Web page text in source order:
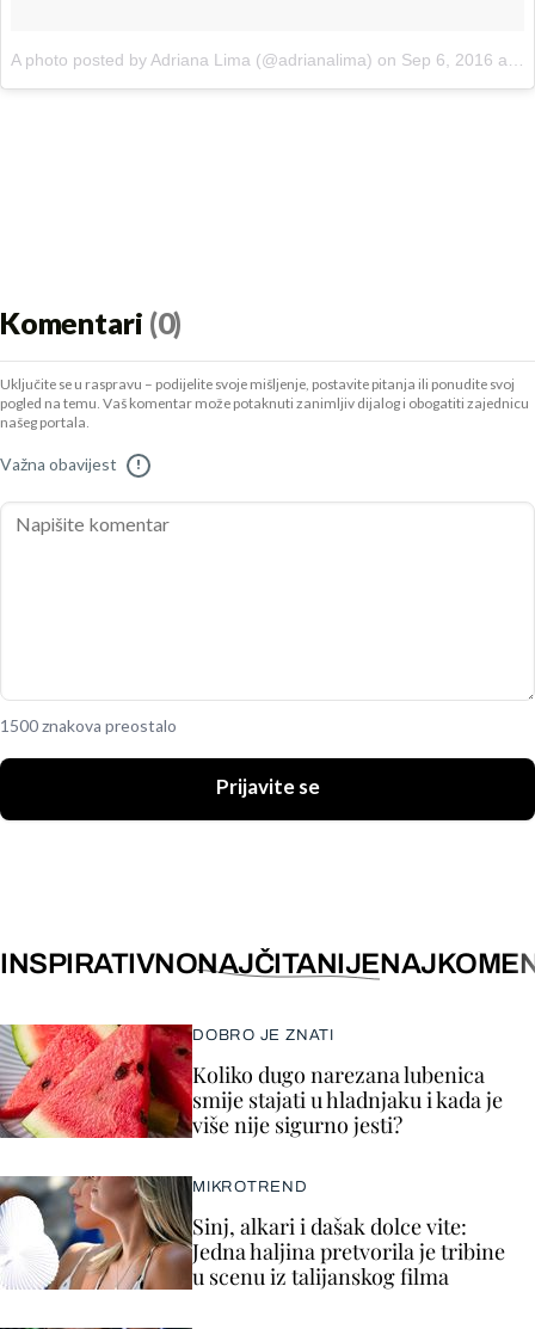
A photo posted by Adriana Lima (@adrianalima) on Sep 6, 2016 at 1:48pm PDT
Komentari (0)
Uključite se u raspravu – podijelite svoje mišljenje, postavite pitanja ili ponudite svoj
pogled na temu. Vaš komentar može potaknuti zanimljiv dijalog i obogatiti zajednicu
našeg portala.
Važna obavijest !
1500 znakova preostalo
Prijavite se
INSPIRATIVNONAJČITANIJE
DOBRO JE ZNATI
Koliko dugo narezana lubenica
smije stajati u hladnjaku i kada je
više nije sigurno jesti?
MIKROTREND
Sinj, alkari i dašak dolce vite:
Jedna haljina pretvorila je tribine
u scenu iz talijanskog filma